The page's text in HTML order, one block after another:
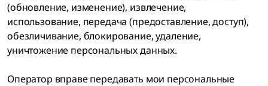
(обновление, изменение), извлечение,
использование, передача (предоставление, доступ),
обезличивание, блокирование, удаление,
уничтожение персональных данных.
Оператор вправе передавать мои персональные